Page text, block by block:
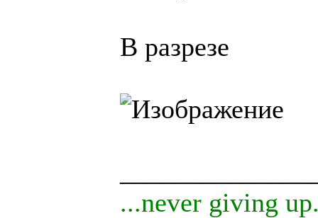
В разрезе
...never giving